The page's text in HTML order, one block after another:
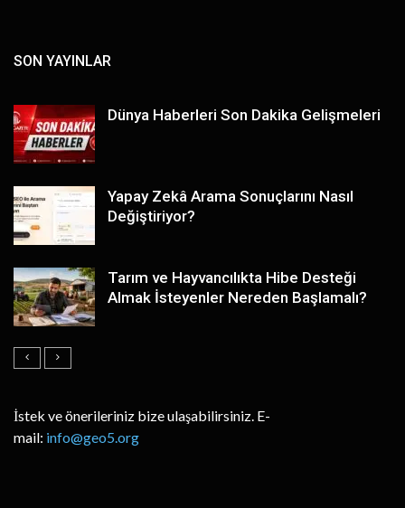
SON YAYINLAR
Dünya Haberleri Son Dakika Gelişmeleri
Yapay Zekâ Arama Sonuçlarını Nasıl
Değiştiriyor?
Tarım ve Hayvancılıkta Hibe Desteği
Almak İsteyenler Nereden Başlamalı?
İstek ve önerileriniz bize ulaşabilirsiniz. E-
mail: info@geo5.org